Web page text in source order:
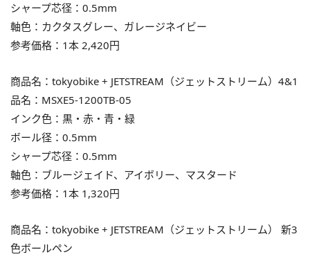
シャープ芯径：0.5mm
軸色：カクタスグレー、ガレージネイビー
参考価格：1本 2,420円
商品名：tokyobike + JETSTREAM（ジェットストリーム）4&1
品名：MSXE5-1200TB-05
インク色：黒・赤・青・緑
ボール径：0.5mm
シャープ芯径：0.5mm
軸色：ブルージェイド、アイボリー、マスタード
参考価格：1本 1,320円
商品名：tokyobike + JETSTREAM（ジェットストリーム） 新3
色ボールペン